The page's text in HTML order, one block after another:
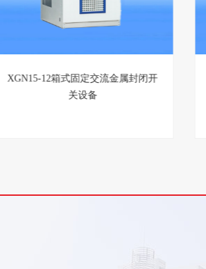
XGN15-12箱式固定交流金属封闭开
关设备